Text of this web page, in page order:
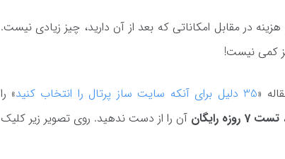
هزینه در مقابل امکاناتی که بعد از آن دارید، چیز زیادی نیست.
«35 دلیل برای آنکه سایت ساز پرتال را انتخاب کنید
» را
تست 7 روزه رایگان
آن را از دست ندهید. روی تصویر زیر کلیک